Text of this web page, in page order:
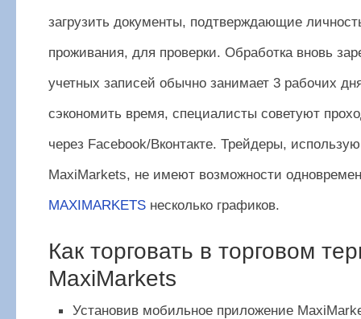
загрузить документы, подтверждающие
проживания, для проверки. Обработка вновь
учетных записей обычно занимает 3 рабочих
сэкономить время, специалисты советуют
через Facebook/Вконтакте. Трейдеры,
MaxiMarkets, не имеют возможности
MAXIMARKETS несколько графиков.
Как торговать в торговом
MaxiMarkets
Установив мобильное приложение